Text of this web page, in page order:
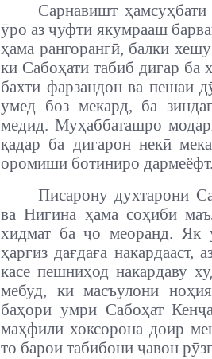
Сарнавишт
ӯро аз ҷуфти якумрааш
ҳама рангорангӣ, балки
ки Сабоҳати табиб дигар ба
бахти фарзандон ва пешаи
умед боз мекард, ба
медид. Муҳаббаташро
қадар ба дигарон некӣ
оромиши ботиниро дармеёфт.
Писарону духтарони
ва Нигина ҳама соҳиби
хидмат ба ҷо меоранд. Як
ҳаргиз дағдаға накардааст,
касе пешниҳод накардаву
мебуд, ки масъулони
баҳори умри Сабоҳат
маҳфили хоксорона доир
то барои табибони ҷавон